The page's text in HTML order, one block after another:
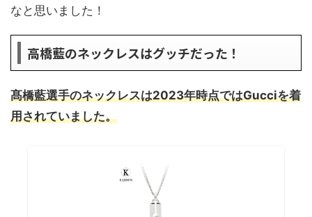
なと思いました！
高橋藍のネックレスはグッチだった！
髙橋藍選手のネックレスは2023年時点ではGucciを着
用されていました。